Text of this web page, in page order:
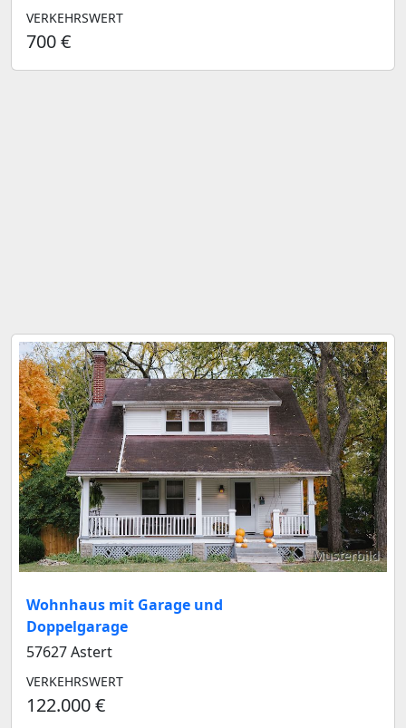
VERKEHRSWERT
700 €
Musterbild
Wohnhaus mit Garage und
Doppelgarage
57627 Astert
VERKEHRSWERT
122.000 €